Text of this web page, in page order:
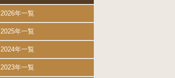
2026年一覧
2025年一覧
2024年一覧
2023年一覧